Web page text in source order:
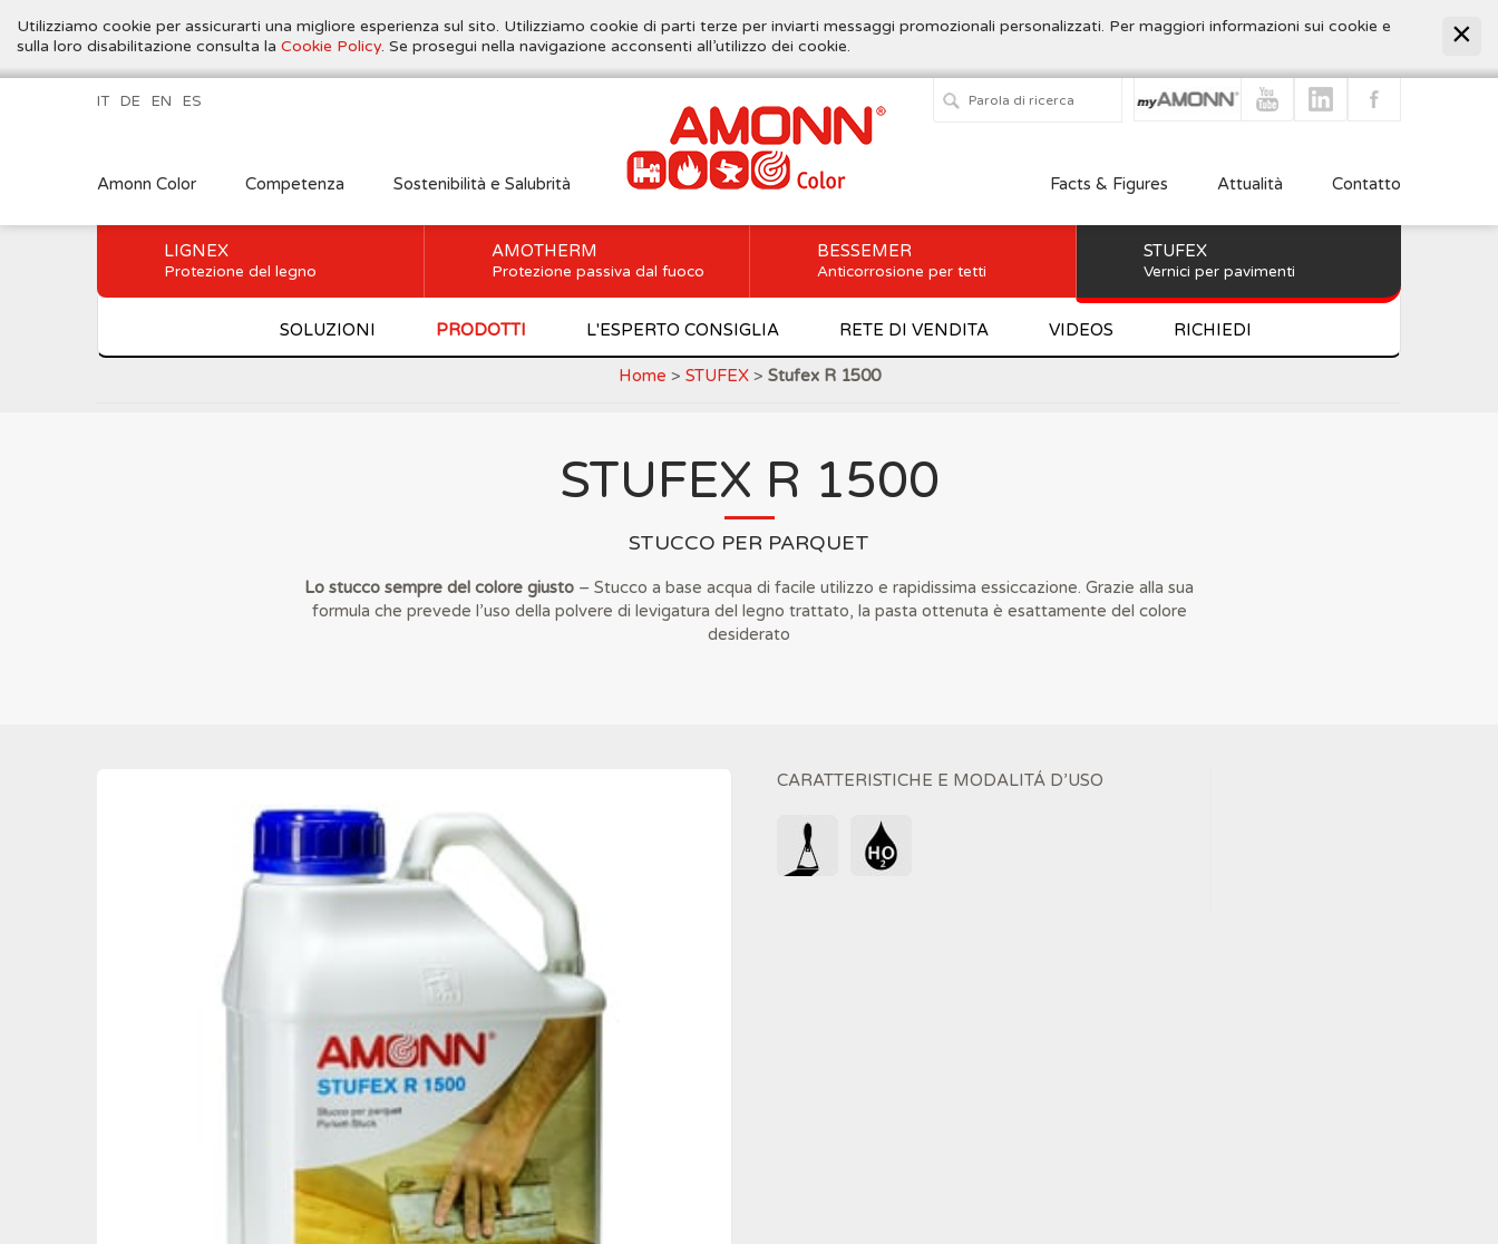
Utilizziamo cookie per assicurarti una migliore esperienza sul sito. Utilizziamo cookie di parti terze per inviarti messaggi promozionali personalizzati. Per maggiori informazioni sui cookie e
sulla loro disabilitazione consulta la Cookie Policy. Se prosegui nella navigazione acconsenti all’utilizzo dei cookie.
Amonn Color Competenza Sostenibilità e Salubrità Facts & Figures Attualità Contatto
IT DE EN ES
LIGNEX
Protezione del legno
AMOTHERM
Protezione passiva dal fuoco
BESSEMER
Anticorrosione per tetti
STUFEX
Vernici per pavimenti
SOLUZIONI PRODOTTI L'ESPERTO CONSIGLIA RETE DI VENDITA VIDEOS RICHIEDI
Home > STUFEX> Stufex R 1500
STUFEX R 1500
STUCCO PER PARQUET
Lo stucco sempre del colore giusto – Stucco a base acqua di facile utilizzo e rapidissima essiccazione. Grazie alla sua
formula che prevede l’uso della polvere di levigatura del legno trattato, la pasta ottenuta è esattamente del colore
desiderato
CARATTERISTICHE E MODALITÁ D’USO